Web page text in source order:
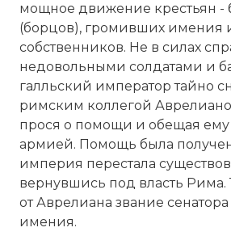
мощное движение крестьян -
(борцов), громивших имения
собственников. Не в силах
недовольными солдатами и
галльский император тайно
римским коллегой
прося о помощи и обещая ему
армией. Помощь была
империя перестала
вернувшись под власть Рима.
от Аврелиана звание
имения.